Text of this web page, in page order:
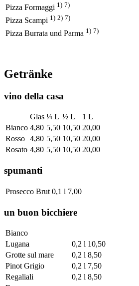
Pizza Formaggi 1) 7)
Pizza Scampi 1) 2) 7)
Pizza Burrata und Parma 1) 7)
Getränke
vino della casa
Glas ¼ L ½ L
1 L
Bianco 4,80 5,50 10,50 20,00
Rosso 4,80 5,50 10,50 20,00
Rosato 4,80 5,50 10,50 20,00
spumanti
Prosecco Brut 0,1 l 7,00
un buon bicchiere
Bianco
Lugana
0,2 l 10,50
Grotte sul mare
0,2 l 8,50
Pinot Grigio
0,2 l 7,50
Regaliali
0,2 l 8,50